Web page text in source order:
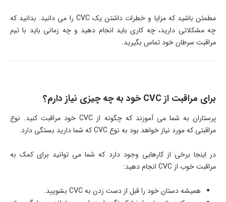
مطمئن باشید که مزایا و خطرات داشتن یک CVC را می ­دانید. بدانید که
چه مشکلاتی دارید، چه کاری باید انجام دهید و چه زمانی باید با تیم
مراقبت سرطان خود تماس بگیرید.
برای مراقبت از CVC خود به چه چیزی نیاز دارم؟
پرستاران به شما می­ آموزند که چگونه از CVC خود مراقبت کنید. نوع
مراقبتی که مورد نیاز خواهد بود به نوع CVC که شما دارید بستگی دارد.
در اینجا برخی از کارهایی وجود دارد که شما می ­توانید برای کمک به
مراقبت خوب از CVC انجام دهید:
همیشه دستان خود را قبل از دست زدن به CVC بشویید.